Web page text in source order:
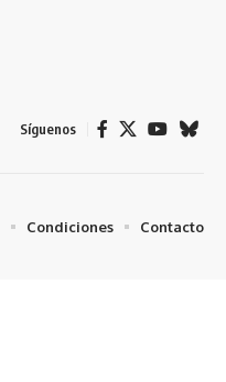
Síguenos
Condiciones Contacto